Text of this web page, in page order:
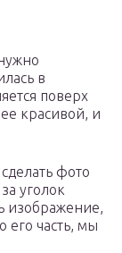
в
поверх
красивой, и
фото
уголок
изображение,
его часть, мы